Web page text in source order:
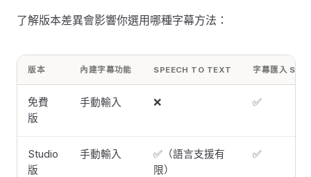
了解版本差異會影響你選用哪種字幕方法：
版本 內建字幕功能 SPEECH TO TEXT 字幕匯入 SRT
免費
版
手動輸入 ❌ ✅
Studio
版
手動輸入
✅（語言支援有
限）
✅